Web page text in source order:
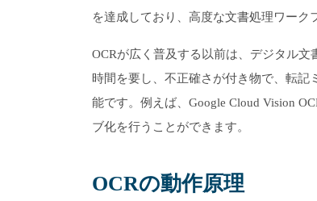
を達成しており、高度な文書処理ワーク
OCRが広く普及する以前は、デジタル
時間を要し、不正確さが付き物で、転
能です。例えば、Google Cloud Vision
ブ化を行うことができます。
OCRの動作原理